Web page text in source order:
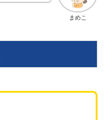
まめこ